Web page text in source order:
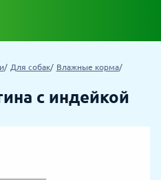
Для собак Влажные корма
с индейкой